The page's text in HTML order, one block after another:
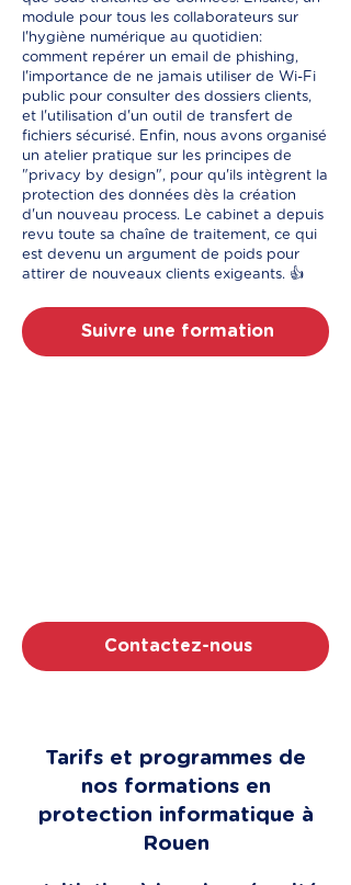
module pour tous les collaborateurs sur
l'hygiène numérique au quotidien:
comment repérer un email de phishing,
l'importance de ne jamais utiliser de Wi-Fi
public pour consulter des dossiers clients,
et l'utilisation d'un outil de transfert de
fichiers sécurisé. Enfin, nous avons organisé
un atelier pratique sur les principes de
"privacy by design", pour qu'ils intègrent la
protection des données dès la création
d'un nouveau process. Le cabinet a depuis
revu toute sa chaîne de traitement, ce qui
est devenu un argument de poids pour
attirer de nouveaux clients exigeants. 👍
Suivre une formation
Contactez-nous
Tarifs et programmes de
nos formations en
protection informatique à
Rouen